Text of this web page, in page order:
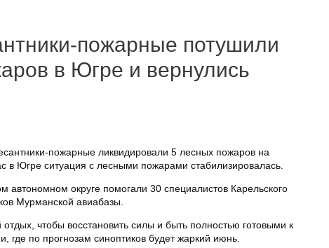
пожарные потушили
в Югре и вернулись
пожарные ликвидировали 5 лесных пожаров на
в Югре ситуация с лесными пожарами стабилизировалась.
округе помогали 30 специалистов Карельского
Мурманской авиабазы.
чтобы восстановить силы и быть полностью готовыми к
по прогнозам синоптиков будет жаркий июнь.